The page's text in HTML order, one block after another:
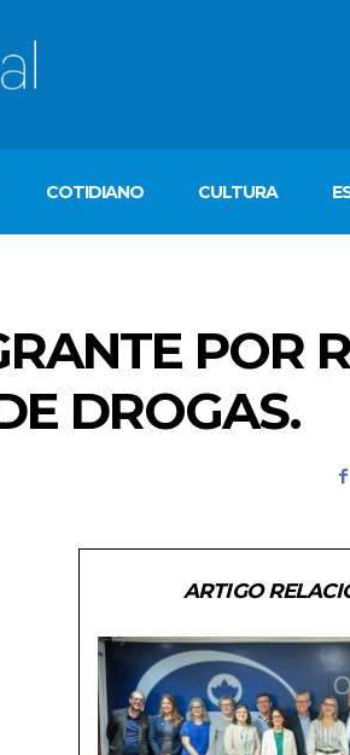
COTIDIANO CULTURA
POR
DROGAS.
ARTIGO